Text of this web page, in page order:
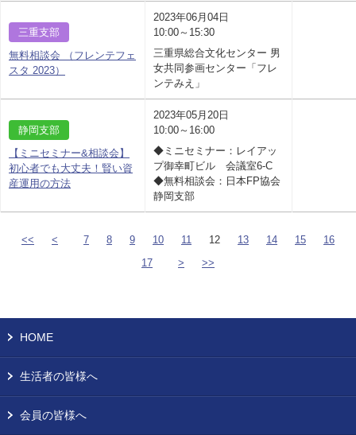
三重支部
無料相談会 （フレンテフェ
スタ 2023）
2023年06月04日
10:00～15:30
三重県総合文化センター 男
女共同参画センター「フレ
ンテみえ」
静岡支部
【ミニセミナー&相談会】
初心者でも大丈夫！賢い資
産運用の方法
2023年05月20日
10:00～16:00
◆ミニセミナー：レイアッ
プ御幸町ビル 会議室6-C
◆無料相談会：日本FP協会
静岡支部
<< < 7 8 9 10 11 12 13 14 15
16
17
> >>
HOME
生活者の皆様へ
会員の皆様へ